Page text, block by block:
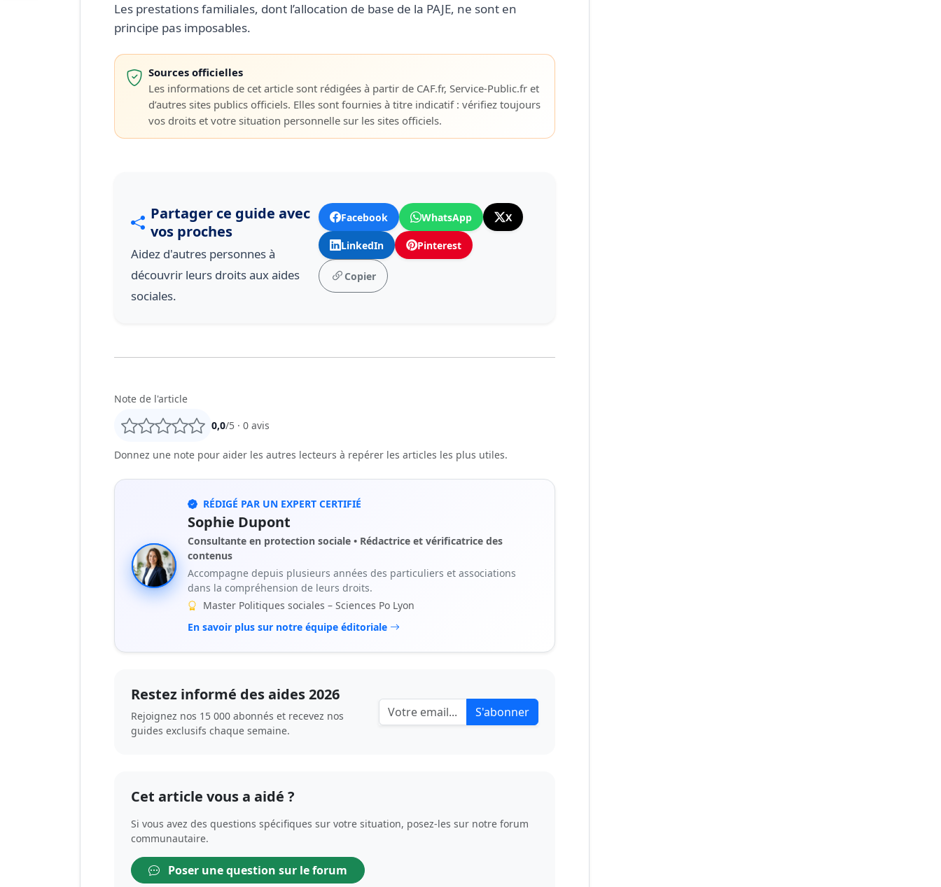
Les prestations familiales, dont l’allocation de base de la PAJE, ne sont en
principe pas imposables.
Sources officielles
Les informations de cet article sont rédigées à partir de CAF.fr, Service-Public.fr et
d’autres sites publics officiels. Elles sont fournies à titre indicatif : vérifiez toujours
vos droits et votre situation personnelle sur les sites officiels.
Partager ce guide avec
vos proches
Aidez d'autres personnes à
découvrir leurs droits aux aides
sociales.
Facebook WhatsApp X
LinkedIn Pinterest
Copier
Note de l'article
0,0/5 ·0 avis
Donnez une note pour aider les autres lecteurs à repérer les articles les plus utiles.
RÉDIGÉ PAR UN EXPERT CERTIFIÉ
Sophie Dupont
Consultante en protection sociale • Rédactrice et vérificatrice des
contenus
Accompagne depuis plusieurs années des particuliers et associations
dans la compréhension de leurs droits.
Master Politiques sociales – Sciences Po Lyon
En savoir plus sur notre équipe éditoriale
Restez informé des aides 2026
Rejoignez nos 15 000 abonnés et recevez nos
guides exclusifs chaque semaine.
S'abonner
Cet article vous a aidé ?
Si vous avez des questions spécifiques sur votre situation, posez-les sur notre forum
communautaire.
Poser une question sur le forum